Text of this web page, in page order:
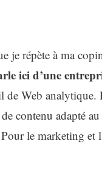
je répète à ma
ici d’une
de Web analytique.
contenu adapté
le marketing et